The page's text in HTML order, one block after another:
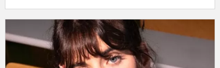
Tels des oiseaux migrateurs à partir du lundi 16 décembre
2024 retrouvez nos rubriquesCoup de cœur
non plus ici (sur radiofrance.com) mais là, à savoir sur la
plateforme